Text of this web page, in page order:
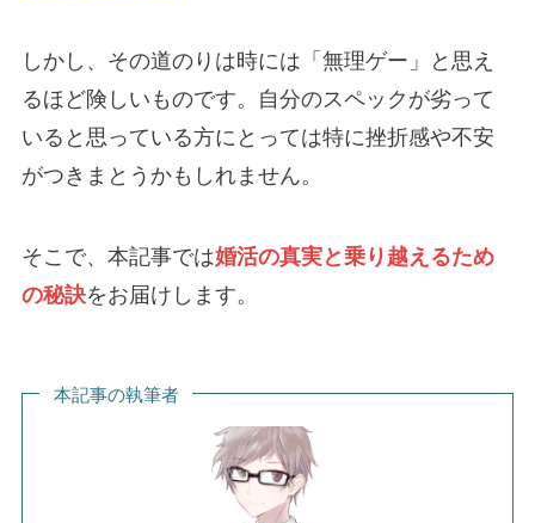
しかし、その道のりは時には「無理ゲー」と思え
るほど険しいものです。自分のスペックが劣って
いると思っている方にとっては特に挫折感や不安
がつきまとうかもしれません。
そこで、本記事では婚活の真実と乗り越えるため
の秘訣をお届けします。
本記事の執筆者